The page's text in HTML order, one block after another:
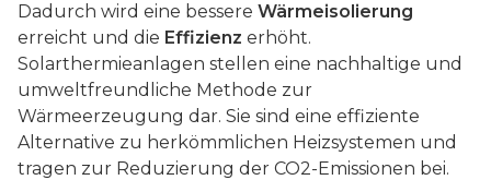
Dadurch wird eine bessere Wärmeisolierung
erreicht und die Effizienz erhöht.
Solarthermieanlagen stellen eine nachhaltige und
umweltfreundliche Methode zur
Wärmeerzeugung dar. Sie sind eine effiziente
Alternative zu herkömmlichen Heizsystemen und
tragen zur Reduzierung der CO2-Emissionen bei.